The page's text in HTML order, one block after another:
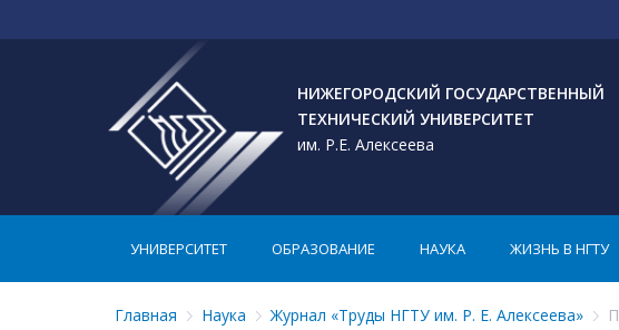
НИЖЕГОРОДСКИЙ ГОСУДАРСТВЕННЫЙ
ТЕХНИЧЕСКИЙ УНИВЕРСИТЕТ
им. Р.Е. Алексеева
УНИВЕРСИТЕТ ОБРАЗОВАНИЕ НАУКА ЖИЗНЬ В НГТУ
Главная Наука Журнал «Труды НГТУ им. Р. Е. Алексеева»